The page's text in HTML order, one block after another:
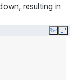
resulting in
Copy